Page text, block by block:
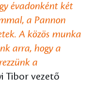
évadonként két
a Pannon
A közös munka
arra, hogy a
a
Tibor vezető